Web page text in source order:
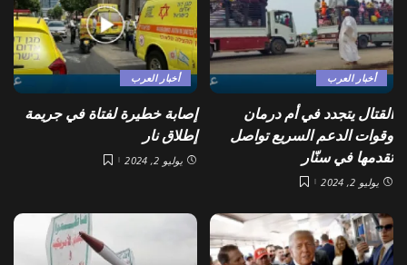
أخبار العرب
القتال يتجدد في أم درمان
وقوات الدعم السريع تواصل
تقدمها في سنّار
يوليو 2, 2024
أخبار العرب
إصابة خطيرة لفتاة في جريمة
إطلاق نار
يوليو 2, 2024